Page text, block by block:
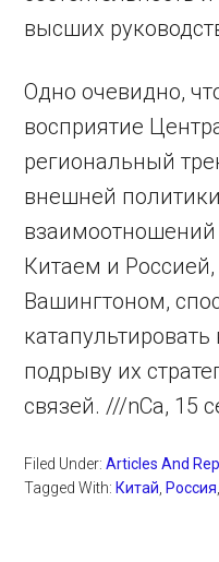
высших
Одно очевидно,
восприятие
региональный
внешней
взаимоотношений
Китаем и
Вашингтоном,
подрыву их
связей. ///nCa, 15
Filed Under:Articles And
Tagged With: Китай Россия